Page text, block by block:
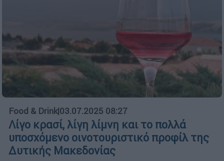
Food & Drink|03.07.2025 08:27
Λίγο κρασί, λίγη λίμνη και το πολλά
υποσχόμενο οινοτουριστικό προφίλ της
Δυτικής Μακεδονίας